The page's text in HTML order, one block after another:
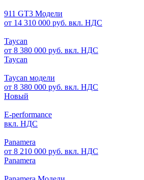
911 GT3 Модели
от 14 310 000 руб. вкл. НДС
Taycan
от 8 380 000 руб. вкл. НДС
Taycan
Taycan модели
от 8 380 000 руб. вкл. НДС
Новый
E-performance
вкл. НДС
Panamera
от 8 210 000 руб. вкл. НДС
Panamera